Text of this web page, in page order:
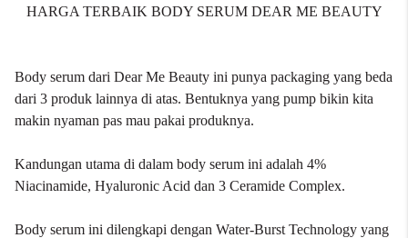
HARGA TERBAIK BODY SERUM DEAR ME BEAUTY
Body serum dari Dear Me Beauty ini punya packaging yang beda
dari 3 produk lainnya di atas. Bentuknya yang pump bikin kita
makin nyaman pas mau pakai produknya.
Kandungan utama di dalam body serum ini adalah 4%
Niacinamide, Hyaluronic Acid dan 3 Ceramide Complex.
Body serum ini dilengkapi dengan Water-Burst Technology yang